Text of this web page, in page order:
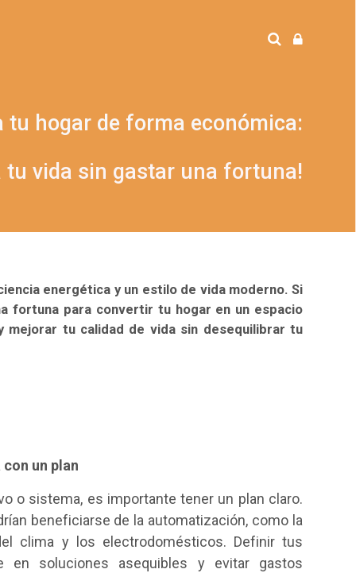
tu hogar de forma económica:
tu vida sin gastar una fortuna!
energética y un estilo de vida moderno. Si
fortuna para convertir tu hogar en un espacio
mejorar tu calidad de vida sin desequilibrar tu
un plan
o sistema, es importante tener un plan claro.
beneficiarse de la automatización, como la
clima y los electrodomésticos. Definir tus
en soluciones asequibles y evitar gastos